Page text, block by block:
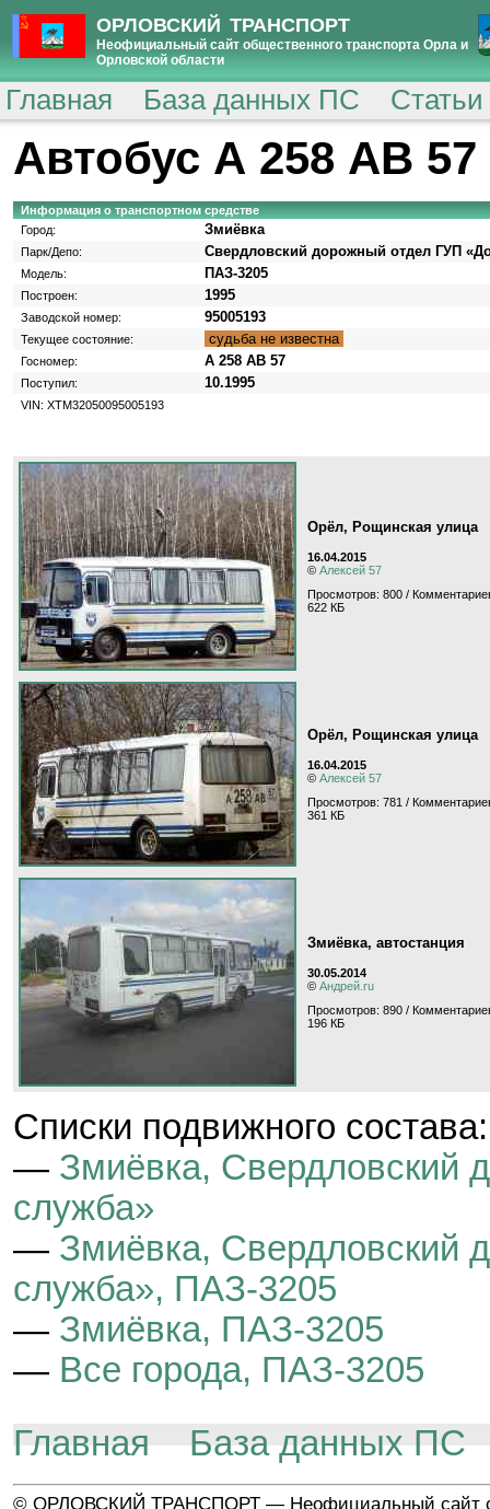
ОРЛОВСКИЙ ТРАНСПОРТ
Неофициальный сайт общественного транспорта Орла и
Орловской области
Главная База данных ПС
Автобус А 258 АВ 57
Информация о транспортном средстве
Город:
Змиёвка
Парк/Депо: Свердловский дорожный отдел ГУП
Модель: ПАЗ-3205
Построен: 1995
Заводской номер: 95005193
Текущее состояние: судьба не известна
Госномер: А 258 АВ 57
Поступил: 10.1995
VIN: XTM32050095005193
Орёл, Рощинская улица
16.04.2015
© Алексей 57
Просмотров: 800 /
622 КБ
Орёл, Рощинская улица
16.04.2015
© Алексей 57
Просмотров: 781 /
361 КБ
Змиёвка, автостанция
30.05.2014
© Андрей.ru
Просмотров: 890 /
196 КБ
Cписки подвижного состава:
— Змиёвка, Свердловский
служба»
— Змиёвка, Свердловский
служба», ПАЗ-3205
— Змиёвка, ПАЗ-3205
— Все города, ПАЗ-3205
Главная
База данных ПС
© ОРЛОВСКИЙ ТРАНСПОРТ — Неофициальный сайт